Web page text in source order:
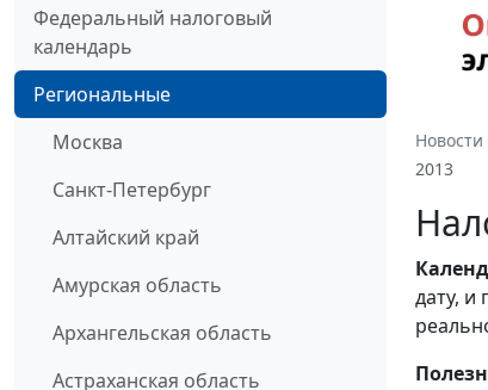
Федеральный налоговый
календарь
Региональные
Москва
Санкт-Петербург
Алтайский край
Амурская область
Архангельская область
Астраханская область
2013
дату, и